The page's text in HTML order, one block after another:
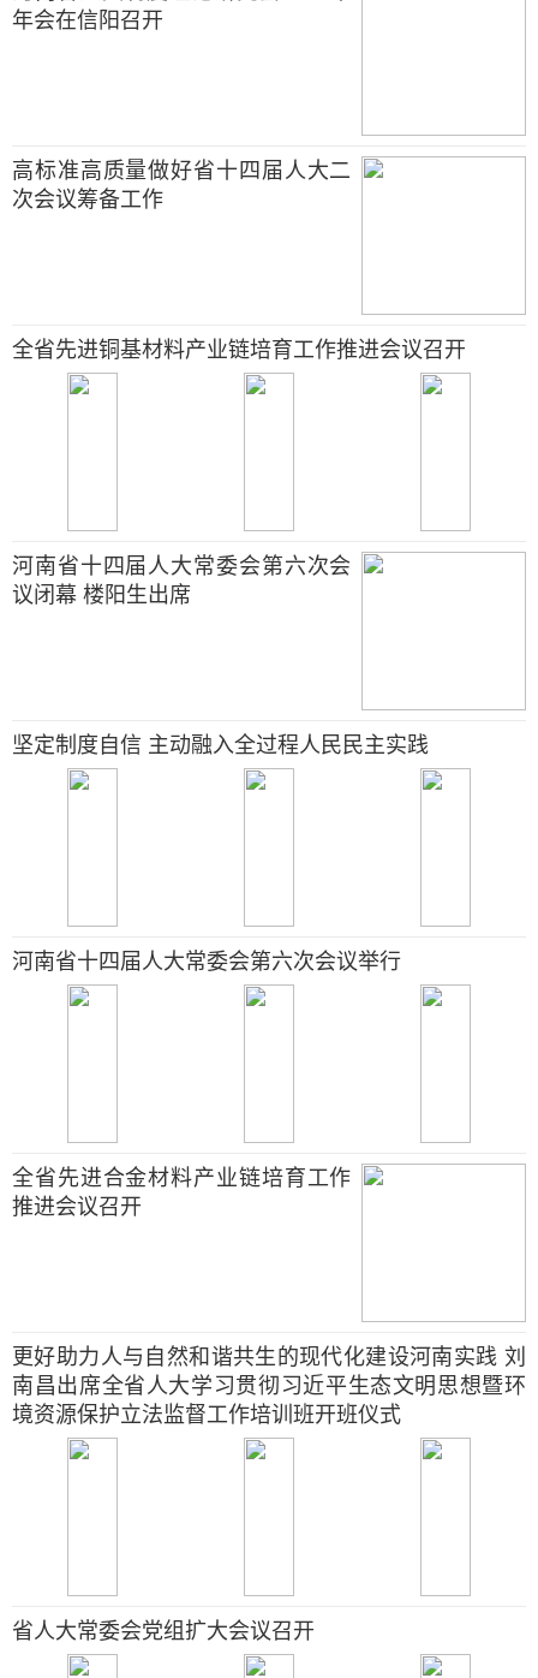
年会在信阳召开
高标准高质量做好省十四届人大二
次会议筹备工作
全省先进铜基材料产业链培育工作推进会议召开
河南省十四届人大常委会第六次会
议闭幕 楼阳生出席
坚定制度自信 主动融入全过程人民民主实践
河南省十四届人大常委会第六次会议举行
全省先进合金材料产业链培育工作
推进会议召开
更好助力人与自然和谐共生的现代化建设河南实践 刘
南昌出席全省人大学习贯彻习近平生态文明思想暨环
境资源保护立法监督工作培训班开班仪式
省人大常委会党组扩大会议召开